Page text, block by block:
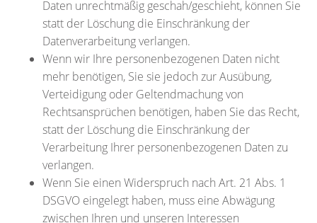
Daten unrechtmäßig geschah/geschieht, können Sie
statt der Löschung die Einschränkung der
Datenverarbeitung verlangen.
Wenn wir Ihre personenbezogenen Daten nicht
mehr benötigen, Sie sie jedoch zur Ausübung,
Verteidigung oder Geltendmachung von
Rechtsansprüchen benötigen, haben Sie das Recht,
statt der Löschung die Einschränkung der
Verarbeitung Ihrer personenbezogenen Daten zu
verlangen.
Wenn Sie einen Widerspruch nach Art. 21 Abs. 1
DSGVO eingelegt haben, muss eine Abwägung
zwischen Ihren und unseren Interessen